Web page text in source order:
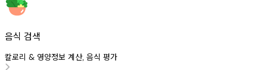
음식 검색
칼로리 & 영양정보 계산, 음식 평가